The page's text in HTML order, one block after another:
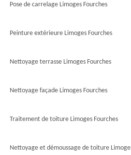
Pose de carrelage Limoges Fourches
Peinture extérieure Limoges Fourches
Nettoyage terrasse Limoges Fourches
Nettoyage façade Limoges Fourches
Traitement de toiture Limoges Fourches
Nettoyage et démoussage de toiture